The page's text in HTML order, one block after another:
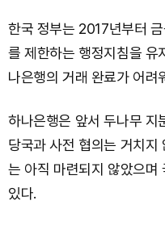
한국 정부는 2017년부터 금
를 제한하는 행정지침을 유
나은행의 거래 완료가 어려
하나은행은 앞서 두나무
당국과 사전 협의는 거치지
는 아직 마련되지 않았으며
있다.